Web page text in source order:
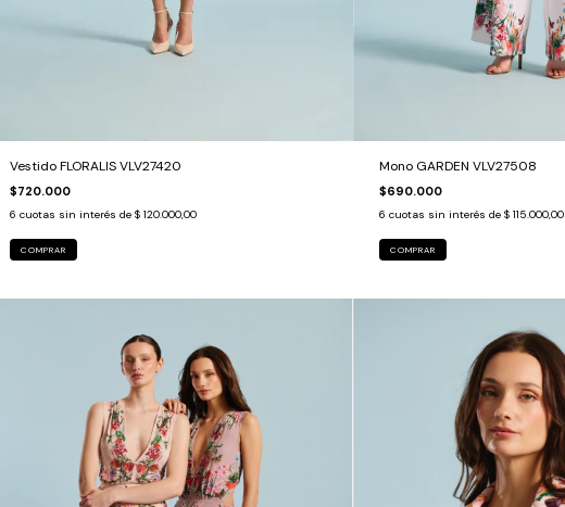
Vestido FLORALIS VLV27420
$720.000
6 cuotas sin interés de $ 120.000,00
COMPRAR
Mono GARDEN VLV27508
$690.000
6 cuotas sin interés de $ 115.000,00
COMPRAR